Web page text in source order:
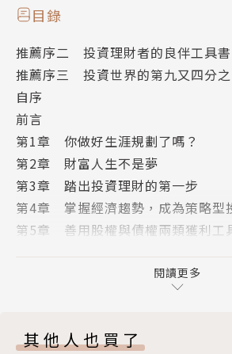
從本書中，你將學會掌握財報的關鍵
理財的陷阱。只有成為策略型投資人
線贏家，實現財務自由的目標！
作者簡介
郭恭克
知名財經部落格作家，人稱「獵豹財
BA財管所、考試認證合格證券分析
好樂迪及錢櫃企業財務長、荷銀投信
長。著有《贏家聖經》《散戶啟示
合著《耕讀狂想曲》。平日喜歡與同
目錄
推薦序二 投資理財者的良伴工具書
推薦序三 投資世界的第九又四分
自序
前言
第1章 你做好生涯規劃了嗎？
第2章 財富人生不是夢
第3章 踏出投資理財的第一步
第4章 掌握經濟趨勢，成為策略型
第5章 善用股權與債權兩類獲利工
第7章 解讀投資史上重大的泡沫事件
第8章 透視投資心理，避開投資陷阱
閱讀更多
其他人也買了